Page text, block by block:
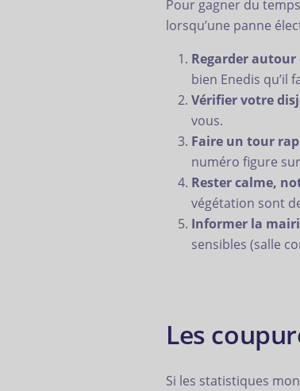
Pour gagner du
lorsqu’une panne
Regarder autour
bien Enedis qu’il
Vérifier votre
vous.
Faire un tour
numéro figure
Rester calme,
végétation sont
Informer la
sensibles (salle
Les
Si les statistiques